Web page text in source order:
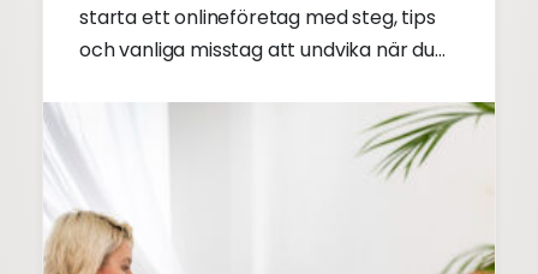
starta ett onlineföretag med steg, tips
och vanliga misstag att undvika när du